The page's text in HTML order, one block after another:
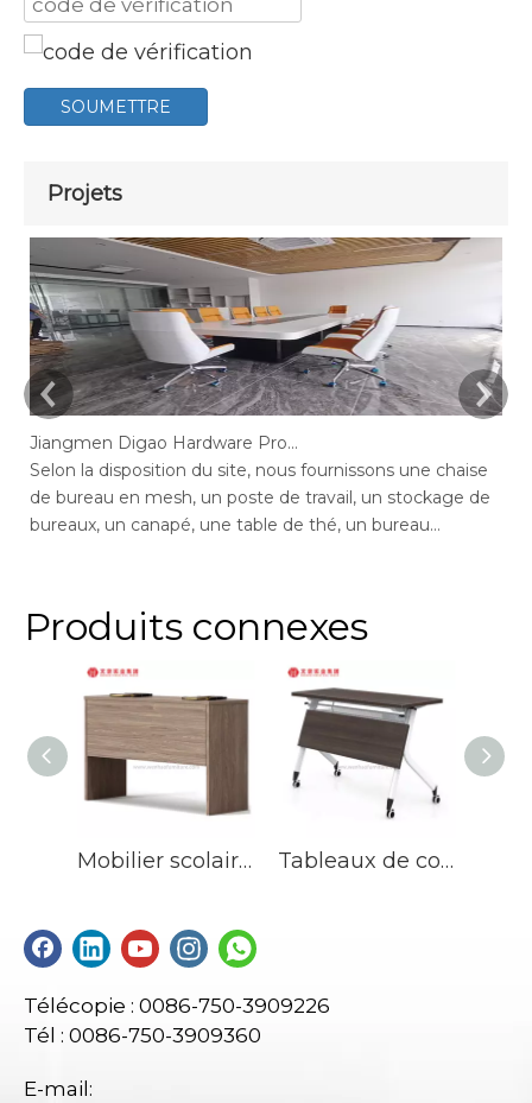
SOUMETTRE
Projets
Jiangmen Digao Hardware Products Company
Selon la disposition du site, nous fournissons une chaise
de bureau en mesh, un poste de travail, un stockage de
bureaux, un canapé, une table de thé, un bureau
en député, réception.
Produits connexes
Mobilier scolaire Mobilier scolaire double places Bureau d'étudiant Tableaux de conférence de réunion de bureau exécutif de réception de luxe ergonomique avec poulie
Télécopie : 0086-750-3909226
Tél : 0086-750-3909360
E-mail: